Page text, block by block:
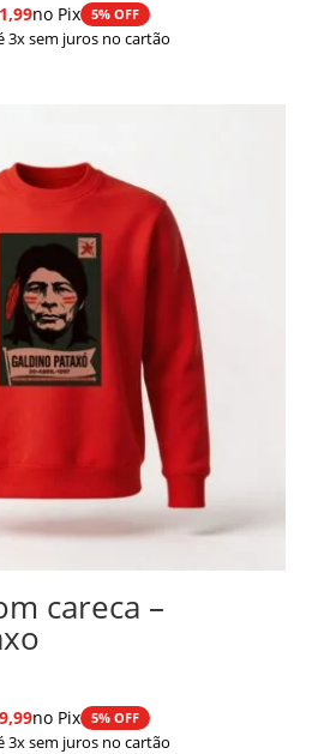
no Pix 5% OFF
3x sem juros no cartão
careca –
no Pix 5% OFF
3x sem juros no cartão